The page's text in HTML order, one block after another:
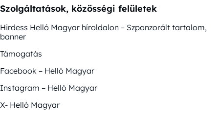
Szolgáltatások, közösségi felületek
Hirdess Helló Magyar híroldalon – Szponzorált tartalom,
banner
Támogatás
Facebook – Helló Magyar
Instagram – Helló Magyar
X- Helló Magyar